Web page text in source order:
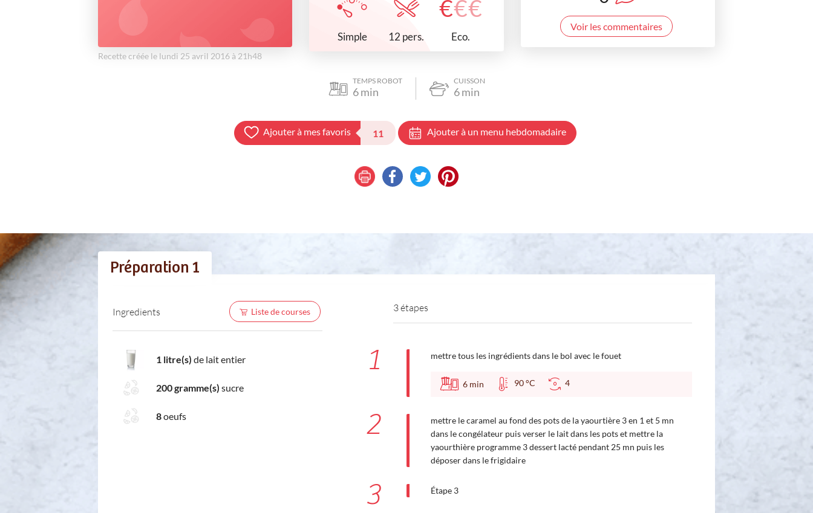
Recette créée le lundi 25 avril 2016 à 21h48
Simple 12 pers.
€€€
Eco.
Voir les commentaires
TEMPS ROBOT
6min
CUISSON
6min
Ajouter à mes favoris 11 Ajouter à un menu hebdomadaire
Préparation 1
Ingredients Liste de courses
1 litre(s) de lait entier
200 gramme(s) sucre
8oeufs
3 étapes
1 mettre tous les ingrédients dans le bol avec le fouet
6 min 90 °C 4
2
mettre le caramel au fond des pots de la yaourtière 3 en 1 et 5 mn
dans le congélateur puis verser le lait dans les pots et mettre la
yaourthière programme 3 dessert lacté pendant 25 mn puis les
déposer dans le frigidaire
3 Étape 3